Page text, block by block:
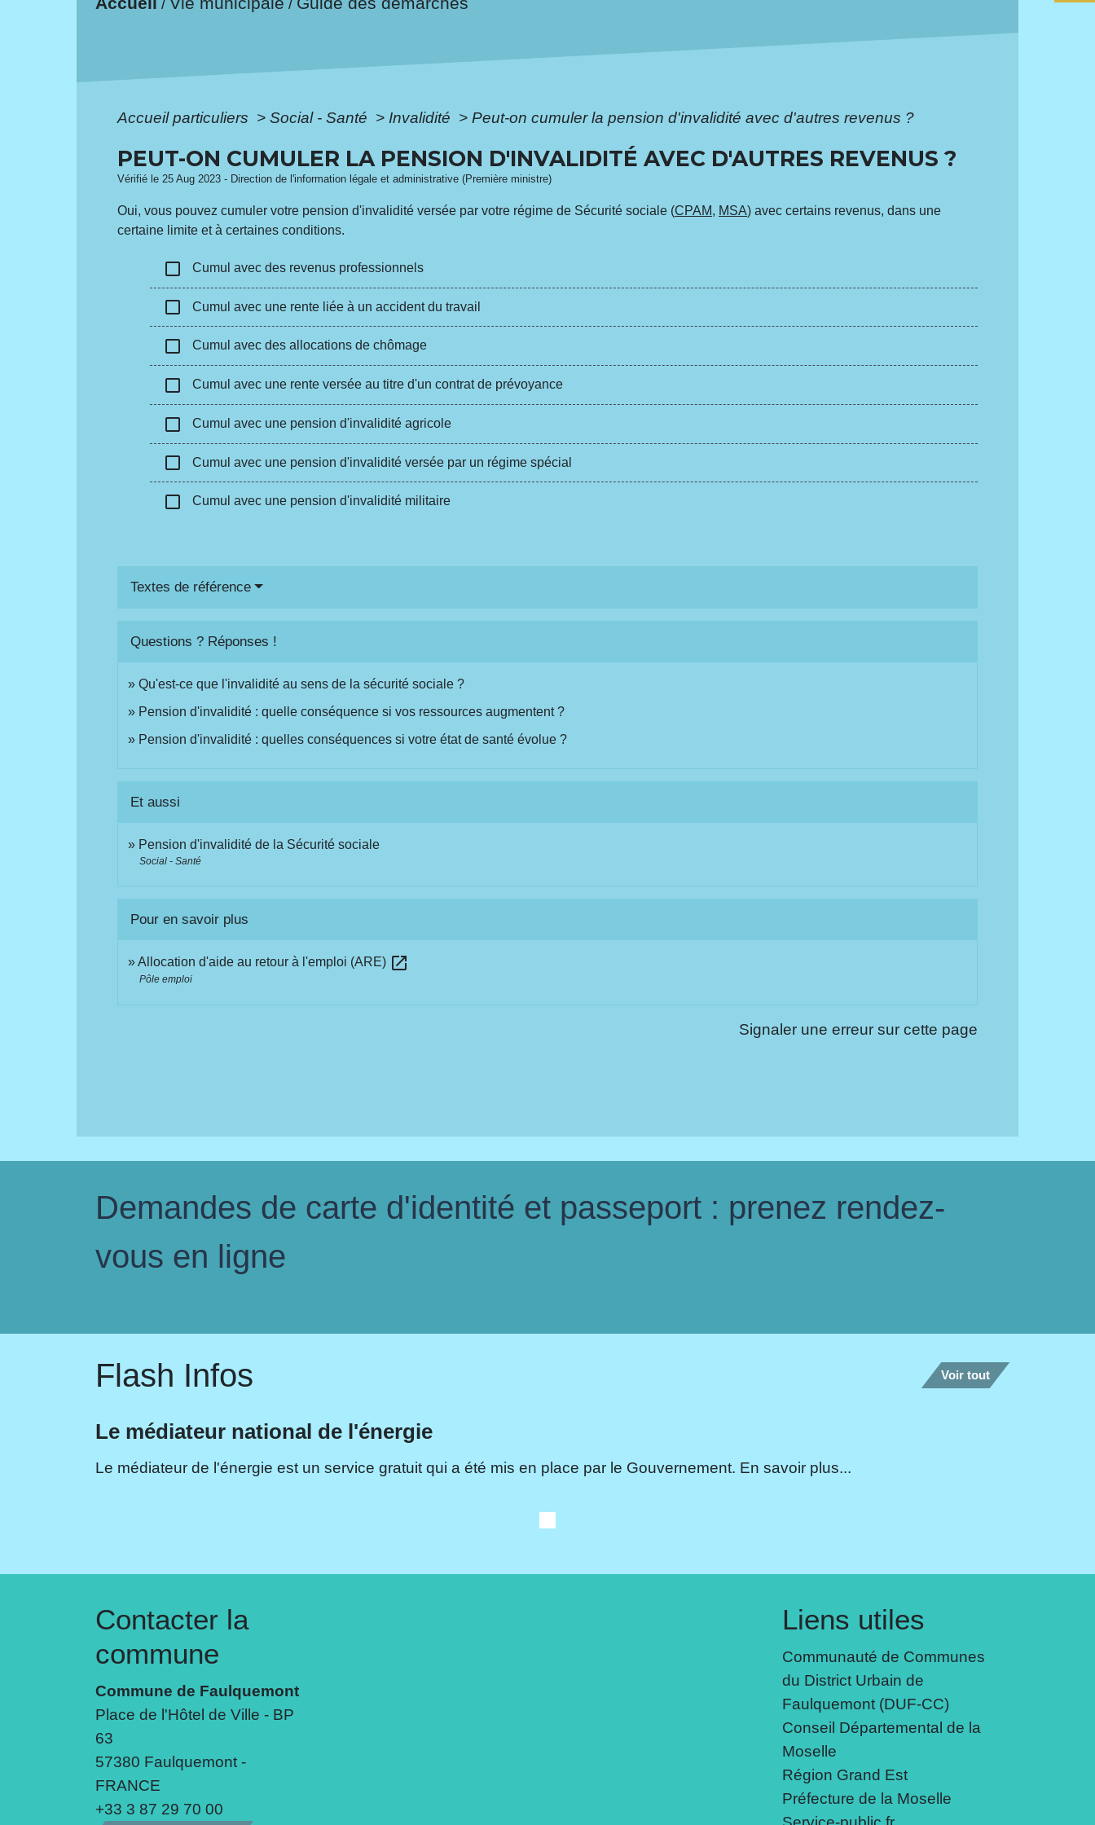
/ /
Accueil particuliers > Social - Santé > Invalidité > Peut-on cumuler la pension d'invalidité avec d'autres revenus ?
PEUT-ON CUMULER LA PENSION D'INVALIDITÉ AVEC D'AUTRES REVENUS ?
Vérifié le 25 Aug 2023 - Direction de l'information légale et administrative (Première ministre)
Oui, vous pouvez cumuler votre pension d'invalidité versée par votre régime de Sécurité sociale (CPAM, MSA) avec certains revenus, dans une
certaine limite et à certaines conditions.
check_box_outline_blank Cumul avec des revenus professionnels
check_box_outline_blank Cumul avec une rente liée à un accident du travail
check_box_outline_blank Cumul avec des allocations de chômage
check_box_outline_blank Cumul avec une rente versée au titre d'un contrat de prévoyance
check_box_outline_blank Cumul avec une pension d'invalidité agricole
check_box_outline_blank Cumul avec une pension d'invalidité versée par un régime spécial
check_box_outline_blank Cumul avec une pension d'invalidité militaire
Textes de référence
Questions ? Réponses !
Qu'est-ce que l'invalidité au sens de la sécurité sociale ?
Pension d'invalidité : quelle conséquence si vos ressources augmentent ?
Pension d'invalidité : quelles conséquences si votre état de santé évolue ?
Et aussi
Pension d'invalidité de la Sécurité sociale
Social - Santé
Pour en savoir plus
Allocation d'aide au retour à l'emploi (ARE) open_in_new
Pôle emploi
Signaler une erreur sur cette page
Demandes de carte d'identité et passeport : prenez rendez-
vous en ligne
Flash Infos Voir tout
Le médiateur national de l'énergie
Le médiateur de l'énergie est un service gratuit qui a été mis en place par le Gouvernement. En savoir plus...
Contacter la
commune
Commune de Faulquemont
Place de l'Hôtel de Ville - BP
63
57380 Faulquemont -
FRANCE
+33 3 87 29 70 00
Liens utiles
Communauté de Communes
du District Urbain de
Faulquemont (DUF-CC)
Conseil Départemental de la
Moselle
Région Grand Est
Préfecture de la Moselle